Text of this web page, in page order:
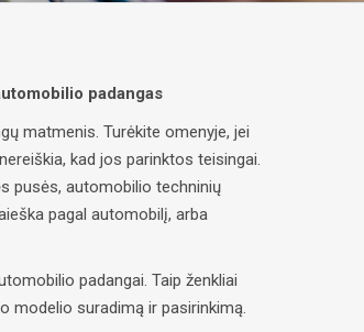
padangas
matmenis. Turėkite omenyje, jei
kad jos parinktos teisingai.
pusės, automobilio techninių
pagal automobilį, arba
padangai. Taip ženkliai
modelio suradimą ir pasirinkimą.